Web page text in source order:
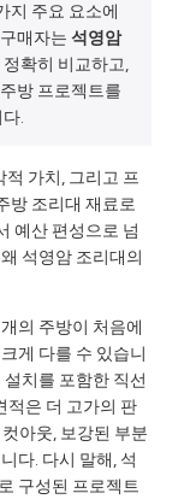
지 주요 요소에
매자는 석영암
확히 비교하고,
방 프로젝트를
.
가치, 그리고 프
방 조리대 재료로
예산 편성으로 넘
석영암 조리대의
의 주방이 처음에
게 다를 수 있습니
치를 포함한 직선
적은 더 고가의 판
아웃, 보강된 부분
다. 다시 말해, 석
구성된 프로젝트